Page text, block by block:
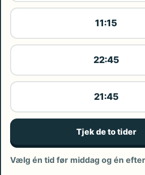
11:15
22:45
21:45
Tjek de to tider
Vælg én tid før middag og én